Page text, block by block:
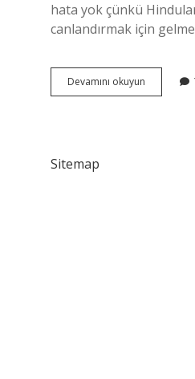
hata yok çünkü
canlandırmak için
Devamını okuyun
Kim
Sitemap